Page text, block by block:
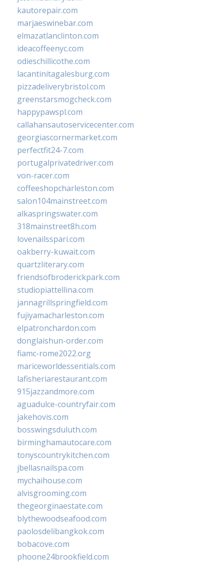
kautorepair.com
marjaeswinebar.com
elmazatlanclinton.com
ideacoffeenyc.com
odieschillicothe.com
lacantinitagalesburg.com
pizzadeliverybristol.com
greenstarsmogcheck.com
happypawspl.com
callahansautoservicecenter.com
georgiascornermarket.com
perfectfit24-7.com
portugalprivatedriver.com
von-racer.com
coffeeshopcharleston.com
salon104mainstreet.com
alkaspringswater.com
318mainstreet8h.com
lovenailsspari.com
oakberry-kuwait.com
quartzliterary.com
friendsofbroderickpark.com
studiopiattellina.com
jannagrillspringfield.com
fujiyamacharleston.com
elpatronchardon.com
donglaishun-order.com
fiamc-rome2022.org
mariceworldessentials.com
lafisheriarestaurant.com
915jazzandmore.com
aguadulce-countryfair.com
jakehovis.com
bosswingsduluth.com
birminghamautocare.com
tonyscountrykitchen.com
jbellasnailspa.com
mychaihouse.com
alvisgrooming.com
thegeorginaestate.com
blythewoodseafood.com
paolosdelibangkok.com
bobacove.com
phoone24brookfield.com